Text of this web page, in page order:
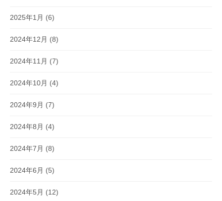
2025年1月 (6)
2024年12月 (8)
2024年11月 (7)
2024年10月 (4)
2024年9月 (7)
2024年8月 (4)
2024年7月 (8)
2024年6月 (5)
2024年5月 (12)